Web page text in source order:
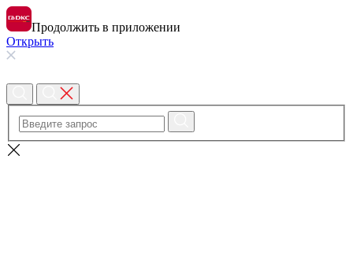
Продолжить в приложении
Открыть